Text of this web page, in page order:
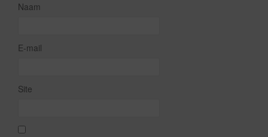
Naam
E-mail
Site